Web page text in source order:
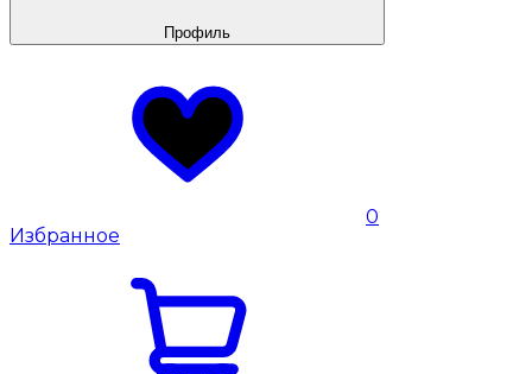
Профиль
0
Избранное